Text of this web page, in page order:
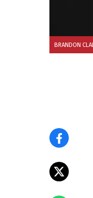
BRANDON